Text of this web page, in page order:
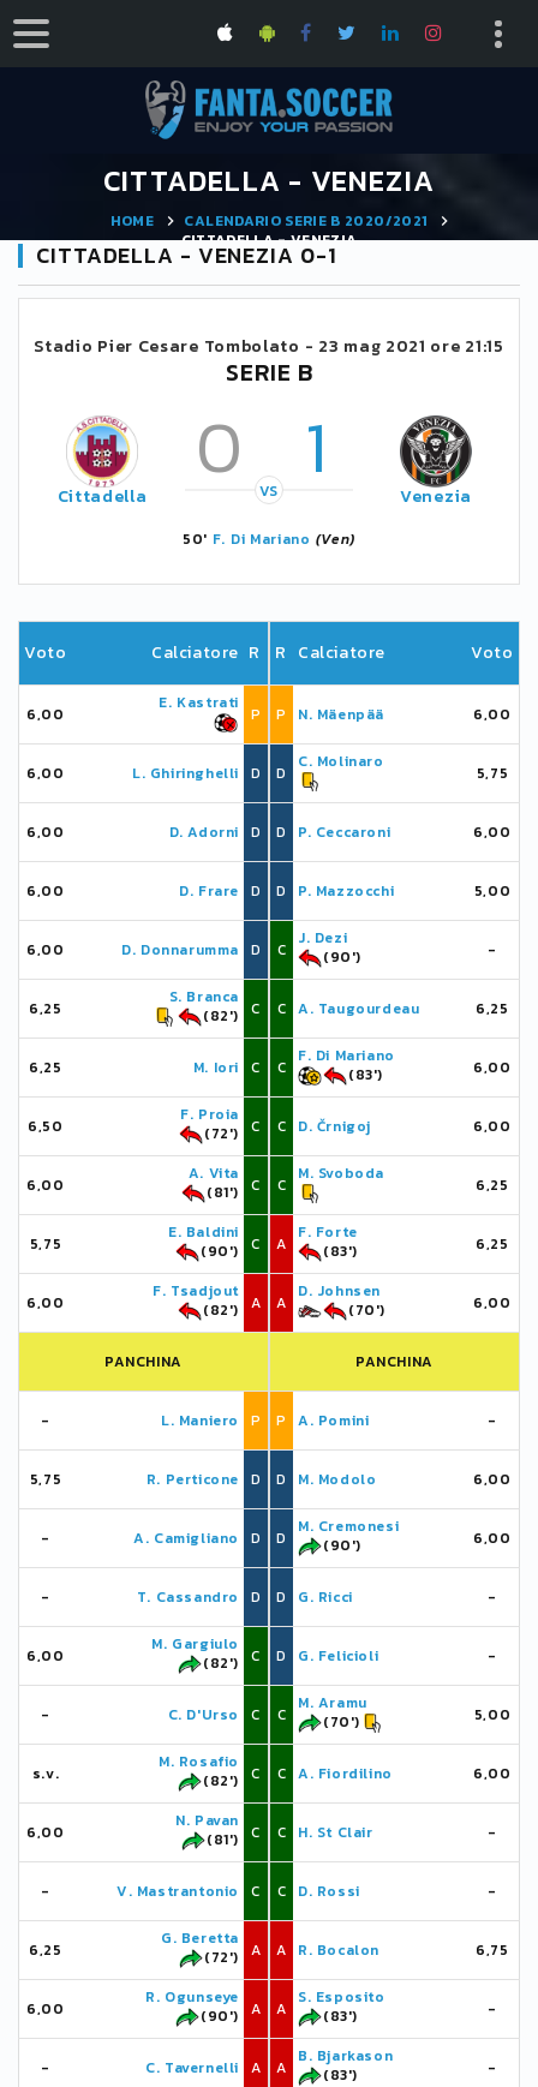
CITTADELLA - VENEZIA
HOME
CALENDARIO SERIE B 2020/2021
CITTADELLA - VENEZIA
CITTADELLA - VENEZIA 0-1
Stadio Pier Cesare Tombolato - 23 mag 2021 ore 21:15
SERIE B
Cittadella 0 1
VS Venezia
50' F. Di Mariano (Ven)
Voto Calciatore R
6,00
E. Kastrati
P
6,00 L. Ghiringhelli D
6,00 D. Adorni D
6,00 D. Frare D
6,00 D. Donnarumma D
6,25
S. Branca
(82')
C
6,25 M. Iori C
6,50
F. Proia
(72')
C
6,00
A. Vita
(81')
C
5,75
E. Baldini
(90')
C
6,00
F. Tsadjout
(82')
A
PANCHINA
- L. Maniero P
5,75 R. Perticone D
- A. Camigliano D
- T. Cassandro D
6,00
M. Gargiulo
(82')
C
- C. D'Urso C
s.v.
M. Rosafio
(82')
C
6,00
N. Pavan
(81')
C
- V. Mastrantonio C
6,25
G. Beretta
(72')
A
6,00
R. Ogunseye
(90')
A
- C. Tavernelli A
R Calciatore Voto
P N. Mäenpää 6,00
D
C. Molinaro
5,75
D P. Ceccaroni 6,00
D P. Mazzocchi 5,00
C
J. Dezi
(90')
-
C A. Taugourdeau 6,25
C
F. Di Mariano
(83')
6,00
C D. Črnigoj 6,00
C
M. Svoboda
6,25
A
F. Forte
(83')
6,25
A
D. Johnsen
(70')
6,00
PANCHINA
P A. Pomini -
D M. Modolo 6,00
D
M. Cremonesi
(90')
6,00
D G. Ricci -
D G. Felicioli -
C
M. Aramu
(70')
5,00
C A. Fiordilino 6,00
C H. St Clair -
C D. Rossi -
A R. Bocalon 6,75
A
S. Esposito
(83')
-
A
B. Bjarkason
(83')
-